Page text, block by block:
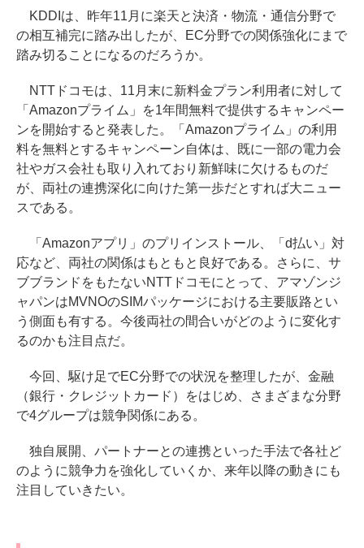
KDDIは、昨年11月に楽天と決済・物流・通信分野で
の相互補完に踏み出したが、EC分野での関係強化にまで
踏み切ることになるのだろうか。
NTTドコモは、11月末に新料金プラン利用者に対して
「Amazonプライム」を1年間無料で提供するキャンペー
ンを開始すると発表した。「Amazonプライム」の利用
料を無料とするキャンペーン自体は、既に一部の電力会
社やガス会社も取り入れており新鮮味に欠けるものだ
が、両社の連携深化に向けた第一歩だとすれば大ニュー
スである。
「Amazonアプリ」のプリインストール、「d払い」対
応など、両社の関係はもともと良好である。さらに、サ
ブブランドをもたないNTTドコモにとって、アマゾンジ
ャパンはMVNOのSIMパッケージにおける主要販路とい
う側面も有する。今後両社の間合いがどのように変化す
るのかも注目点だ。
今回、駆け足でEC分野での状況を整理したが、金融
（銀行・クレジットカード）をはじめ、さまざまな分野
で4グループは競争関係にある。
独自展開、パートナーとの連携といった手法で各社ど
のように競争力を強化していくか、来年以降の動きにも
注目していきたい。